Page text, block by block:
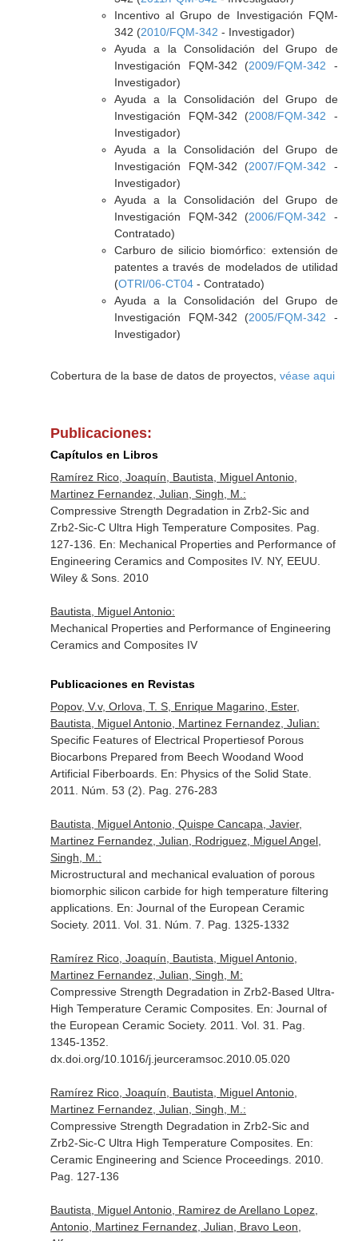
Incentivo al Grupo de Investigación FQM-
342 (2010/FQM-342 - Investigador)
Ayuda a la Consolidación del Grupo de
Investigación FQM-342 (2009/FQM-342 -
Investigador)
Ayuda a la Consolidación del Grupo de
Investigación FQM-342 (2008/FQM-342 -
Investigador)
Ayuda a la Consolidación del Grupo de
Investigación FQM-342 (2007/FQM-342 -
Investigador)
Ayuda a la Consolidación del Grupo de
Investigación FQM-342 (2006/FQM-342 -
Contratado)
Carburo de silicio biomórfico: extensión de
patentes a través de modelados de utilidad
(OTRI/06-CT04- Contratado)
Ayuda a la Consolidación del Grupo de
Investigación FQM-342 (2005/FQM-342 -
Investigador)
Cobertura de la base de datos de proyectos, véase aqui
Publicaciones:
Capítulos en Libros
Ramírez Rico, Joaquín, Bautista, Miguel Antonio,
Martinez Fernandez, Julian, Singh, M.:
Compressive Strength Degradation in Zrb2-Sic and
Zrb2-Sic-C Ultra High Temperature Composites. Pag.
127-136. En: Mechanical Properties and Performance of
Engineering Ceramics and Composites IV. NY, EEUU.
Wiley & Sons. 2010
Bautista, Miguel Antonio:
Mechanical Properties and Performance of Engineering
Ceramics and Composites IV
Publicaciones en Revistas
Popov, V.v, Orlova, T. S, Enrique Magarino, Ester,
Bautista, Miguel Antonio, Martinez Fernandez, Julian:
Specific Features of Electrical Propertiesof Porous
Biocarbons Prepared from Beech Woodand Wood
Artificial Fiberboards. En: Physics of the Solid State.
2011. Núm. 53 (2). Pag. 276-283
Bautista, Miguel Antonio, Quispe Cancapa, Javier,
Martinez Fernandez, Julian, Rodriguez, Miguel Angel,
Singh, M.:
Microstructural and mechanical evaluation of porous
biomorphic silicon carbide for high temperature filtering
applications. En: Journal of the European Ceramic
Society. 2011. Vol. 31. Núm. 7. Pag. 1325-1332
Ramírez Rico, Joaquín, Bautista, Miguel Antonio,
Martinez Fernandez, Julian, Singh, M:
Compressive Strength Degradation in Zrb2-Based Ultra-
High Temperature Ceramic Composites. En: Journal of
the European Ceramic Society. 2011. Vol. 31. Pag.
1345-1352.
dx.doi.org/10.1016/j.jeurceramsoc.2010.05.020
Ramírez Rico, Joaquín, Bautista, Miguel Antonio,
Martinez Fernandez, Julian, Singh, M.:
Compressive Strength Degradation in Zrb2-Sic and
Zrb2-Sic-C Ultra High Temperature Composites. En:
Ceramic Engineering and Science Proceedings. 2010.
Pag. 127-136
Bautista, Miguel Antonio, Ramirez de Arellano Lopez,
Antonio, Martinez Fernandez, Julian, Bravo Leon,